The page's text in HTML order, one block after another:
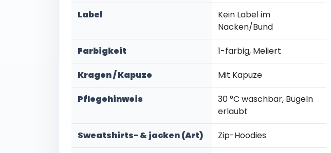
Label
Kein Label im
Nacken/Bund
Farbigkeit 1-farbig, Meliert
Kragen / Kapuze Mit Kapuze
Pflegehinweis
30 °C waschbar, Bügeln
erlaubt
Sweatshirts- & jacken (Art) Zip-Hoodies